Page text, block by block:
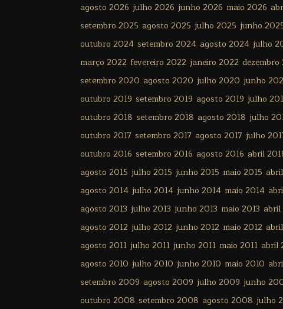
agosto 2026 julho 2026 junho 2026 maio 2026
setembro 2025 agosto 2025 julho 2025 junho
outubro 2024 setembro 2024 agosto 2024 julho
março 2022 fevereiro 2022 janeiro 2022 dezembro
setembro 2020 agosto 2020 julho 2020 junho
outubro 2019 setembro 2019 agosto 2019 julho
outubro 2018 setembro 2018 agosto 2018 julho
outubro 2017 setembro 2017 agosto 2017 julho
outubro 2016 setembro 2016 agosto 2016 abril
agosto 2015 julho 2015 junho 2015 maio 2015
agosto 2014 julho 2014 junho 2014 maio 2014
agosto 2013 julho 2013 junho 2013 maio 2013 abril
agosto 2012 julho 2012 junho 2012 maio 2012
agosto 2011 julho 2011 junho 2011 maio 2011 abril
agosto 2010 julho 2010 junho 2010 maio 2010
setembro 2009 agosto 2009 julho 2009 junho
outubro 2008 setembro 2008 agosto 2008 julho